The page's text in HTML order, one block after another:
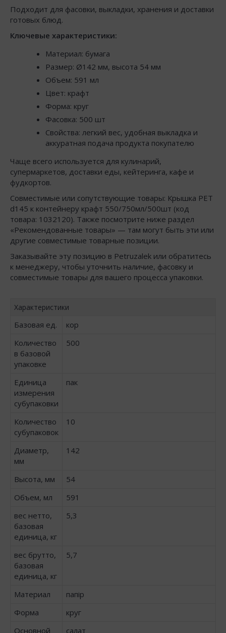
Подходит для фасовки, выкладки, хранения и доставки
готовых блюд.
Ключевые характеристики:
Материал: бумага
Размер: Ø142 мм, высота 54 мм
Объем: 591 мл
Цвет: крафт
Форма: круг
Фасовка: 500 шт
Свойства: легкий вес, удобная выкладка и
аккуратная подача продукта покупателю
Чаще всего используется для кулинарий,
супермаркетов, доставки еды, кейтеринга, кафе и
фудкортов.
Совместимые или сопутствующие товары: Крышка РЕТ
d145 к контейнеру крафт 550/750мл/500шт (код
товара: 1032120). Также посмотрите ниже раздел
«Рекомендованные товары» — там могут быть эти или
другие совместимые товарные позиции.
Заказывайте эту позицию в Petruzalek или обратитесь
к менеджеру, чтобы уточнить наличие, фасовку и
совместимые товары для вашего процесса упаковки.
Характеристики
Базовая ед.
кор
Количество
в базовой
упаковке
500
Единица
измерения
субупаковки
пак
Количество
субупаковок
10
Диаметр,
мм
142
Высота, мм
54
Объем, мл
591
вес нетто,
базовая
единица, кг
5,3
вес брутто,
базовая
единица, кг
5,7
Материал
папір
Форма
круг
Основной
салат